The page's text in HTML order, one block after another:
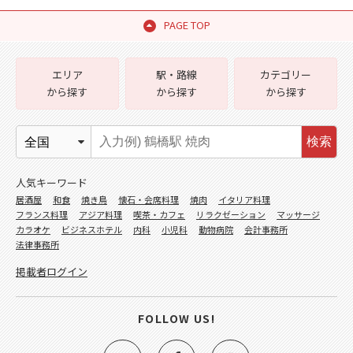
PAGE TOP
エリア
から探す
駅・路線
から探す
カテゴリー
から探す
検索
人気キーワード
居酒屋 和食 焼き鳥 懐石・会席料理 焼肉
イタリア料理
フランス料理
アジア料理 喫茶・カフェ リラクゼーション
マッサージ
カラオケ
ビジネスホテル 内科 小児科 動物病院
会計事務所
法律事務所
掲載者ログイン
FOLLOW US!